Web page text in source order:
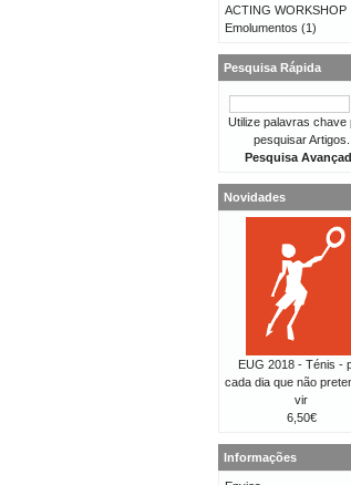
ACTING WORKSHOP
Emolumentos (1)
Pesquisa Rápida
Utilize palavras chave
pesquisar Artigos.
Pesquisa
Novidades
EUG 2018 - Ténis -
cada dia que não
vir
6,50€
Informações